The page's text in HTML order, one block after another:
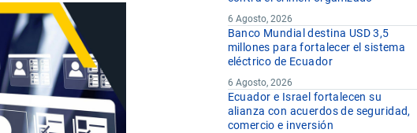
6 Agosto, 2026
Banco Mundial destina USD 3,5
millones para fortalecer el sistema
eléctrico de Ecuador
6 Agosto, 2026
Ecuador e Israel fortalecen su
alianza con acuerdos de seguridad,
comercio e inversión